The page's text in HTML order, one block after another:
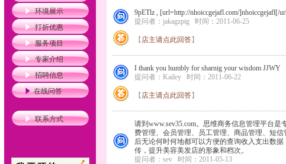
环境展示
打折优惠
服务项目
专家介绍
招聘信息
在线问答
联系方式
9pETlz , [url=http://nhoiccgejafl.com/]nhoiccgejafl[/
提问者：jakagzptg 时间：2011-06-25
【 店主请点此回答】
I thank you humbly for sharnig your wisdom JJWY
提问者：Kailey 时间：2011-06-22
【 店主请点此回答】
请到www.sev35.com。思维商务信息管理平台
费管理、会员管理、员工管理、商品管理、短
后无论何时何地都可以方便的查询收入支出数
传，提升美容美发店的形象和档次。
提问者：sev 时间：2011-05-13